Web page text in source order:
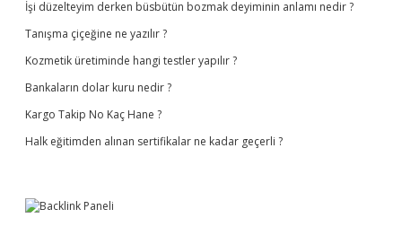
İşi düzelteyim derken büsbütün bozmak deyiminin anlamı nedir ?
Tanışma çiçeğine ne yazılır ?
Kozmetik üretiminde hangi testler yapılır ?
Bankaların dolar kuru nedir ?
Kargo Takip No Kaç Hane ?
Halk eğitimden alınan sertifikalar ne kadar geçerli ?